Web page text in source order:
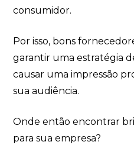
consumidor.
Por isso, bons
garantir uma estratégia
causar uma impressão
sua audiência.
Onde então encontrar
para sua empresa?